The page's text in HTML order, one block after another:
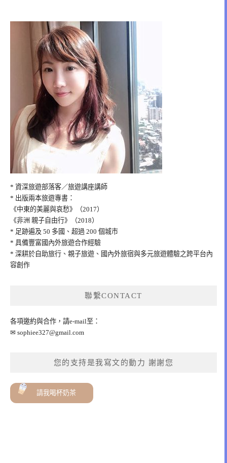
* 資深旅遊部落客／旅遊講座講師
* 出版兩本旅遊專書：
《中東的美麗與哀愁》（2017）
《非洲 親子自由行》（2018）
* 足跡遍及 50 多國、超過 200 個城市
* 具備豐富國內外旅遊合作經驗
* 深耕於自助旅行、親子旅遊、國內外旅宿與多元旅遊體驗之跨平台內
容創作
聯繫CONTACT
各項邀約與合作，請e-mail至：
✉ sophiee327@gmail.com
您的支持是我寫文的動力 謝謝您
請我喝杯奶茶